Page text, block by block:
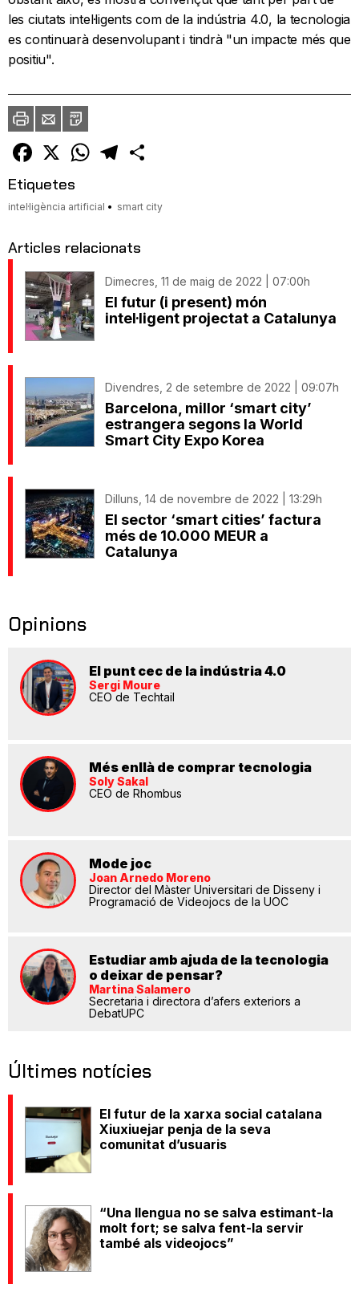
les ciutats intel·ligents com de la indústria 4.0, la tecnologia
es continuarà desenvolupant i tindrà "un impacte més que
positiu".
ImprimirEnvia
un
amic
PDF
Facebook
X WhatsAppTelegram
Etiquetes
intel·ligència artificial smart city
Articles relacionats
Dimecres, 11 de maig de 2022 | 07:00h
El futur (i present) món
intel·ligent projectat a Catalunya
Divendres, 2 de setembre de 2022 | 09:07h
Barcelona, millor ‘smart city’
estrangera segons la World
Smart City Expo Korea
Dilluns, 14 de novembre de 2022 | 13:29h
El sector ‘smart cities’ factura
més de 10.000 MEUR a
Catalunya
Opinions
El punt cec de la indústria 4.0
Sergi Moure
CEO de Techtail
Més enllà de comprar tecnologia
Soly Sakal
CEO de Rhombus
Mode joc
Joan Arnedo Moreno
Director del Màster Universitari de Disseny i
Programació de Videojocs de la UOC
Estudiar amb ajuda de la tecnologia
o deixar de pensar?
Martina Salamero
Secretaria i directora d’afers exteriors a
DebatUPC
Últimes notícies
El futur de la xarxa social catalana
Xiuxiuejar penja de la seva
comunitat d’usuaris
“Una llengua no se salva estimant-la
molt fort; se salva fent-la servir
també als videojocs”